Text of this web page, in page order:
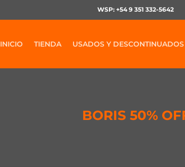
WSP: +54 9 351 332-5642
INICIO TIENDA USADOS Y DESCONTINUADOS
BORIS 50%